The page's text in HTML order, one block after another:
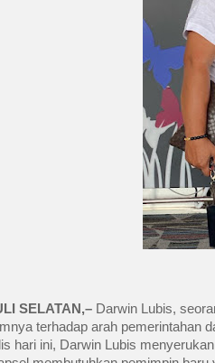
SELATAN,– Darwin Lubis,
terhadap arah pemerintahan
hari ini, Darwin Lubis